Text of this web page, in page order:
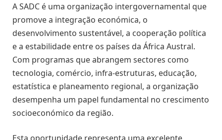
A SADC é uma organização intergovernamental que
promove a integração económica, o
desenvolvimento sustentável, a cooperação política
e a estabilidade entre os países da África Austral.
Com programas que abrangem sectores como
tecnologia, comércio, infra-estruturas, educação,
estatística e planeamento regional, a organização
desempenha um papel fundamental no crescimento
socioeconómico da região.